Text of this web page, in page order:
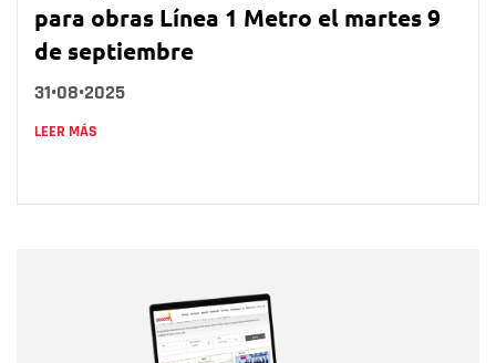
para obras Línea 1 Metro el martes 9
de septiembre
31•08•2025
LEER MÁS
Correo electrónico